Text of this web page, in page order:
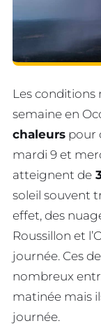
Les conditions
semaine en
chaleurs pour
mardi 9 et
atteignent de
soleil souvent
effet, des
Roussillon et
journée. Ces
nombreux
matinée mais
journée.